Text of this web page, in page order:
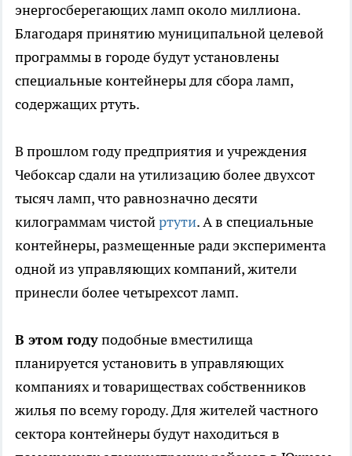
энергосберегающих ламп около миллиона.
Благодаря принятию муниципальной целевой
программы в городе будут установлены
специальные контейнеры для сбора ламп,
содержащих ртуть.
В прошлом году предприятия и учреждения
Чебоксар сдали на утилизацию более двухсот
тысяч ламп, что равнозначно десяти
килограммам чистойртути. А в специальные
контейнеры, размещенные ради эксперимента
одной из управляющих компаний, жители
принесли более четырехсот ламп.
В этом годуподобные вместилища
планируется установить в управляющих
компаниях и товариществах собственников
жилья по всему городу. Для жителей частного
сектора контейнеры будут находиться в